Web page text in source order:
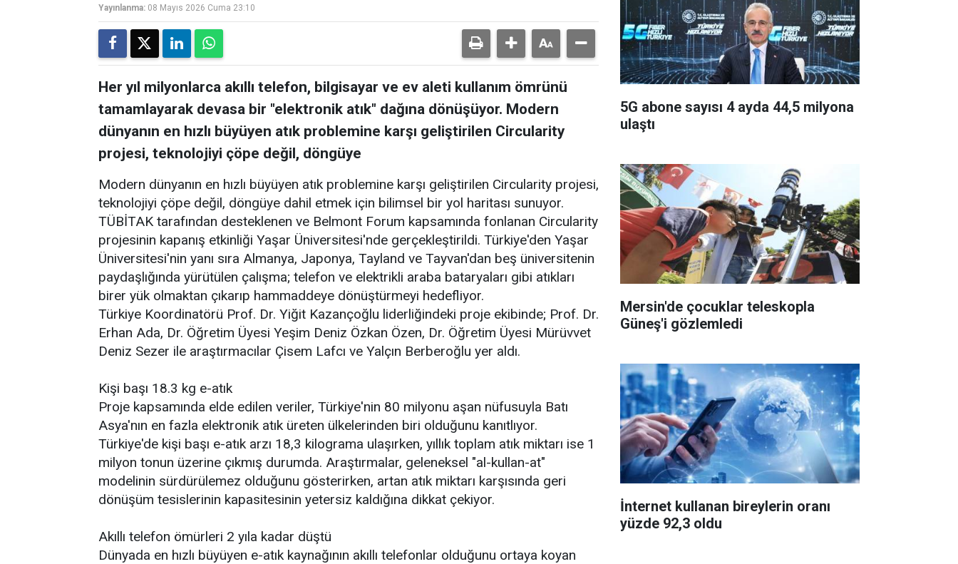
Yayınlanma: 08 Mayıs 2026 Cuma 23:10
Her yıl milyonlarca akıllı telefon, bilgisayar ve ev aleti kullanım ömrünü
tamamlayarak devasa bir "elektronik atık" dağına dönüşüyor. Modern
dünyanın en hızlı büyüyen atık problemine karşı geliştirilen Circularity
projesi, teknolojiyi çöpe değil, döngüye
Modern dünyanın en hızlı büyüyen atık problemine karşı geliştirilen Circularity projesi,
teknolojiyi çöpe değil, döngüye dahil etmek için bilimsel bir yol haritası sunuyor.
TÜBİTAK tarafından desteklenen ve Belmont Forum kapsamında fonlanan Circularity
projesinin kapanış etkinliği Yaşar Üniversitesi'nde gerçekleştirildi. Türkiye'den Yaşar
Üniversitesi'nin yanı sıra Almanya, Japonya, Tayland ve Tayvan'dan beş üniversitenin
paydaşlığında yürütülen çalışma; telefon ve elektrikli araba bataryaları gibi atıkları
birer yük olmaktan çıkarıp hammaddeye dönüştürmeyi hedefliyor.
Türkiye Koordinatörü Prof. Dr. Yiğit Kazançoğlu liderliğindeki proje ekibinde; Prof. Dr.
Erhan Ada, Dr. Öğretim Üyesi Yeşim Deniz Özkan Özen, Dr. Öğretim Üyesi Mürüvvet
Deniz Sezer ile araştırmacılar Çisem Lafcı ve Yalçın Berberoğlu yer aldı.
Kişi başı 18.3 kg e-atık
Proje kapsamında elde edilen veriler, Türkiye'nin 80 milyonu aşan nüfusuyla Batı
Asya'nın en fazla elektronik atık üreten ülkelerinden biri olduğunu kanıtlıyor.
Türkiye'de kişi başı e-atık arzı 18,3 kilograma ulaşırken, yıllık toplam atık miktarı ise 1
milyon tonun üzerine çıkmış durumda. Araştırmalar, geleneksel "al-kullan-at"
modelinin sürdürülemez olduğunu gösterirken, artan atık miktarı karşısında geri
dönüşüm tesislerinin kapasitesinin yetersiz kaldığına dikkat çekiyor.
Akıllı telefon ömürleri 2 yıla kadar düştü
Dünyada en hızlı büyüyen e-atık kaynağının akıllı telefonlar olduğunu ortaya koyan
5G abone sayısı 4 ayda 44,5 milyona
ulaştı
Mersin'de çocuklar teleskopla
Güneş'i gözlemledi
İnternet kullanan bireylerin oranı
yüzde 92,3 oldu